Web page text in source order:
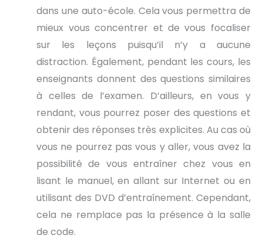
dans une auto-école. Cela vous permettra de
mieux vous concentrer et de vous focaliser
sur les leçons puisqu’il n’y a aucune
distraction. Également, pendant les cours, les
enseignants donnent des questions similaires
à celles de l’examen. D’ailleurs, en vous y
rendant, vous pourrez poser des questions et
obtenir des réponses très explicites. Au cas où
vous ne pourrez pas vous y aller, vous avez la
possibilité de vous entraîner chez vous en
lisant le manuel, en allant sur Internet ou en
utilisant des DVD d’entraînement. Cependant,
cela ne remplace pas la présence à la salle
de code.